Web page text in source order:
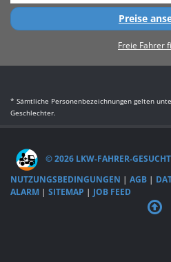
Preise
Freie Fahrer
* Sämtliche Personenbezeichnungen gelten
Geschlechter.
© 2026 LKW-FAHRER-
NUTZUNGSBEDINGUNGEN | AGB |
ALARM | SITEMAP | JOB FEED